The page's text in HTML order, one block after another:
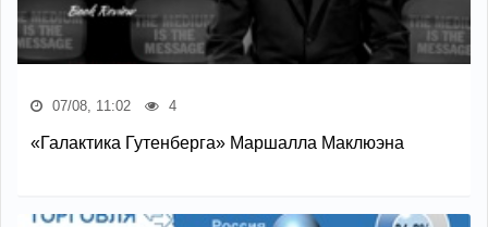
07/08, 11:02 4
«Галактика Гутенберга» Маршалла Маклюэна